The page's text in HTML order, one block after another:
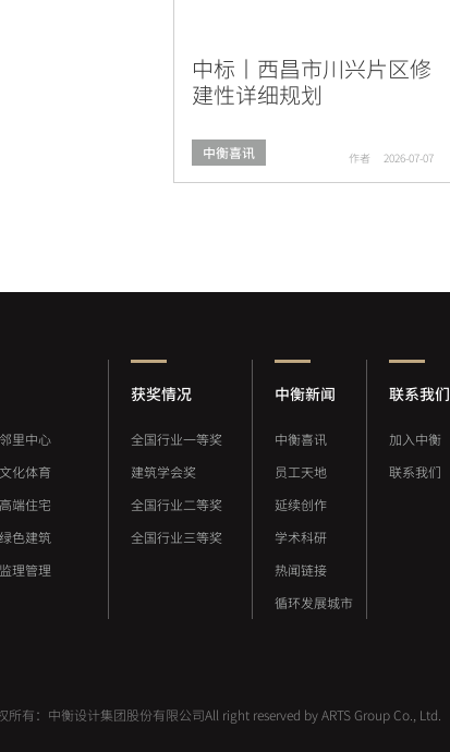
中标丨西昌市川兴⽚区修
建性详细规划
中衡喜讯 作者 2026-07-07
邻里中心
文化体育
高端住宅
绿色建筑
监理管理
获奖情况
全国行业一等奖
建筑学会奖
全国行业二等奖
全国行业三等奖
中衡新闻
中衡喜讯
员工天地
延续创作
学术科研
热闻链接
循环发展城市
联系我们
加入中衡
联系我们
有：中衡设计集团股份有限公司All right reserved by ARTS Group Co., Ltd.